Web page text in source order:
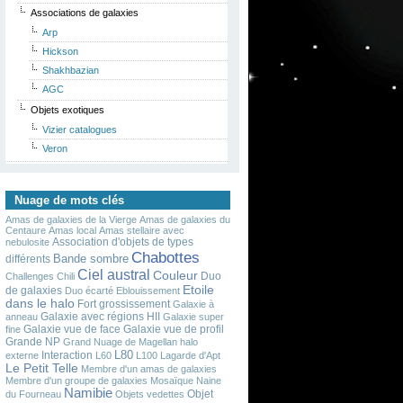
Associations de galaxies
Arp
Hickson
Shakhbazian
AGC
Objets exotiques
Vizier catalogues
Veron
Nuage de mots clés
Amas de galaxies de la Vierge Amas de galaxies du
Centaure Amas local Amas stellaire avec
nebulosite Association d'objets de types
différents Bande sombre Chabottes
Challenges Chili Ciel austral Couleur Duo
de galaxies Duo écarté Eblouissement Etoile
dans le halo Fort grossissement Galaxie à
anneau Galaxie avec régions HII
Galaxie super
fine Galaxie vue de face Galaxie vue de profil
Grande NP Grand Nuage de Magellan halo
externe Interaction L60 L80 L100 Lagarde d'Apt
Le Petit Telle Membre d'un amas de galaxies
Membre d'un groupe de galaxies Mosaïque Naine
du Fourneau Namibie Objets vedettes Objet